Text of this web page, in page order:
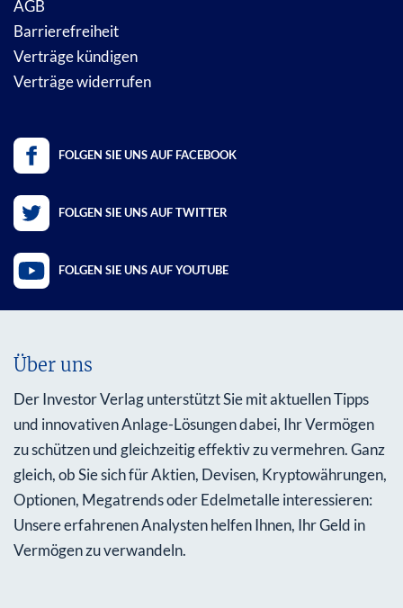
AGB
Barrierefreiheit
Verträge kündigen
Verträge widerrufen
FOLGEN SIE UNS AUF FACEBOOK
FOLGEN SIE UNS AUF TWITTER
FOLGEN SIE UNS AUF YOUTUBE
Über uns
Der Investor Verlag unterstützt Sie mit aktuellen Tipps
und innovativen Anlage-Lösungen dabei, Ihr Vermögen
zu schützen und gleichzeitig effektiv zu vermehren. Ganz
gleich, ob Sie sich für Aktien, Devisen, Kryptowährungen,
Optionen, Megatrends oder Edelmetalle interessieren:
Unsere erfahrenen Analysten helfen Ihnen, Ihr Geld in
Vermögen zu verwandeln.